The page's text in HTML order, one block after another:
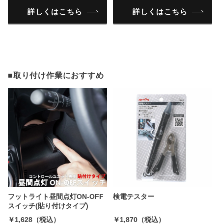
詳しくはこちら 詳しくはこちら
■取り付け作業におすすめ
フットライト昼間点灯ON-OFF
スイッチ(貼り付けタイプ)
￥1,628（税込）
検電テスター
￥1,870（税込）